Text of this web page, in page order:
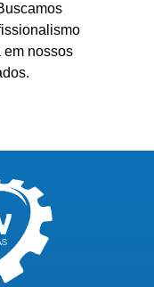
em nossos